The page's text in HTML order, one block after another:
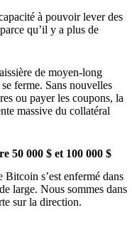
à pouvoir lever des
qu’il y a plus de
de moyen-long
ferme. Sans nouvelles
ou payer les coupons, la
massive du collatéral
50 000 $ et 100 000 $
s’est enfermé dans
large. Nous sommes dans
sur la direction.